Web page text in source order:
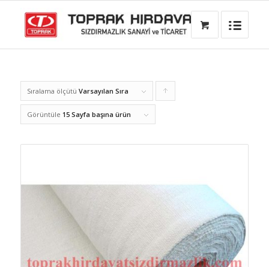
Sıralama ölçütü Varsayılan Sıra
sıralamak
tıklayın
Görüntüle 15 Sayfa başına ürün